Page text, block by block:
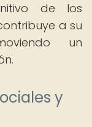
de los
a su
un
y